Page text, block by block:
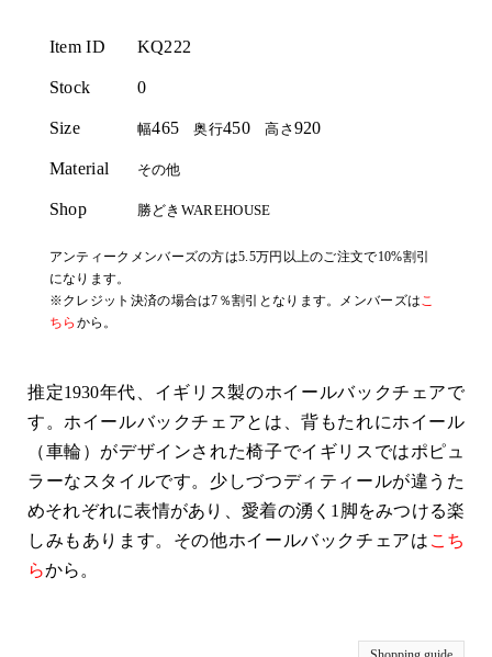
Item ID KQ222
Stock 0
Size 幅465 奥行450高さ920
Material その他
Shop 勝どきWAREHOUSE
アンティークメンバーズの方は5.5万円以上のご注文で10%割引
になります。
※クレジット決済の場合は7％割引となります。メンバーズはこ
ちら から。
推定1930年代、イギリス製のホイールバックチェアで
す。ホイールバックチェアとは、背もたれにホイール
（車輪）がデザインされた椅子でイギリスではポピュ
ラーなスタイルです。少しづつディティールが違うた
めそれぞれに表情があり、愛着の湧く1脚をみつける楽
しみもあります。その他ホイールバックチェアは こち
らから。